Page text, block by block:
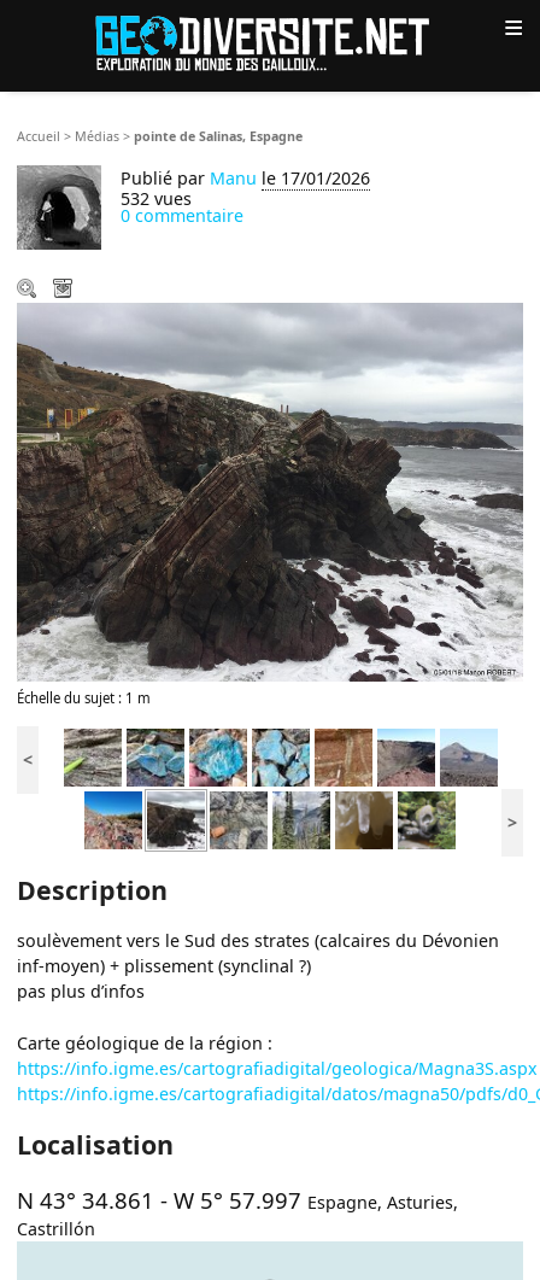
≡
Accueil > Médias >pointe de Salinas, Espagne
Publié par Manu le 17/01/2026
532 vues
0 commentaire
Échelle du sujet : 1 m
<
>
Description
soulèvement vers le Sud des strates (calcaires du Dévonien
inf-moyen) + plissement (synclinal ?)
pas plus d’infos
Carte géologique de la région :
https://info.igme.es/cartografiadigital/geologica/Magna3S.aspx
https://info.igme.es/cartografiadigital/datos/magna50/pdfs/
Localisation
N 43° 34.861 -W 5° 57.997 Espagne,Asturies,
Castrillón